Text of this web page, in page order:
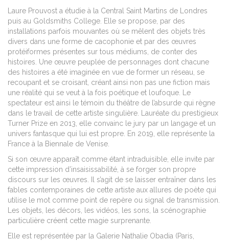
Laure Prouvost a étudie à la Central Saint Martins de Londres
puis au Goldsmiths College. Elle se propose, par des
installations parfois mouvantes où se mêlent des objets très
divers dans une forme de cacophonie et par des œuvres
protéiformes présentes sur tous médiums, de conter des
histoires. Une œuvre peuplée de personnages dont chacune
des histoires a été imaginée en vue de former un réseau, se
recoupant et se croisant, créant ainsi non pas une fiction mais
une réalité qui se veut à la fois poétique et loufoque. Le
spectateur est ainsi le témoin du théâtre de l’absurde qui règne
dans le travail de cette artiste singulière. Lauréate du prestigieux
Turner Prize en 2013, elle convainc le jury par un langage et un
univers fantasque qui lui est propre. En 2019, elle représente la
France à la Biennale de Venise.
Si son œuvre apparaît comme étant intraduisible, elle invite par
cette impression d’insaisissabilité, à se forger son propre
discours sur les œuvres. Il s’agit de se laisser entraîner dans les
fables contemporaines de cette artiste aux allures de poète qui
utilise le mot comme point de repère ou signal de transmission.
Les objets, les décors, les vidéos, les sons, la scénographie
particulière créent cette magie surprenante.
Elle est représentée par la Galerie Nathalie Obadia (Paris,